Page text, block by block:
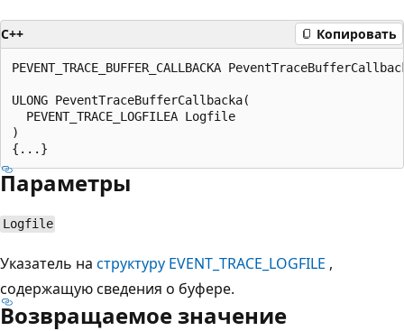
C++ Копировать
PEVENT_TRACE_BUFFER_CALLBACKA
ULONG PeventTraceBufferCallbacka(
  PEVENT_TRACE_LOGFILEA Logfile
)
Параметры
Logfile
Указатель на структуру EVENT_TRACE_LOGFILE ,
содержащую сведения о буфере.
Возвращаемое значение